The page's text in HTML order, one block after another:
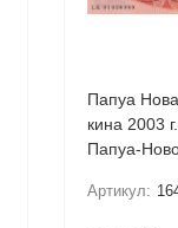
Папуа
кина 2003
Папуа-
Артикул: